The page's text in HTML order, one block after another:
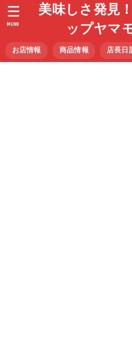
美味しさ発見
ップヤマ
お店情報 商品情報 店長日
MENU